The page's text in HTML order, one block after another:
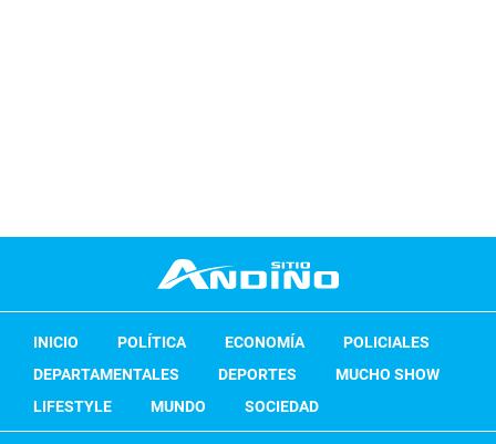
INICIO POLÍTICA ECONOMÍA
POLICIALES
DEPARTAMENTALES
DEPORTES
MUCHO SHOW
LIFESTYLE
MUNDO SOCIEDAD